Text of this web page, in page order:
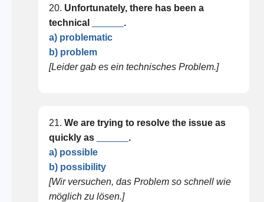
20. Unfortunately, there has been a
technical
.
a) problematic
b) problem
[Leider gab es ein technisches Problem.]
21. We are trying to resolve the issue as
quickly as
.
a) possible
b) possibility
[Wir versuchen, das Problem so schnell wie
möglich zu lösen.]